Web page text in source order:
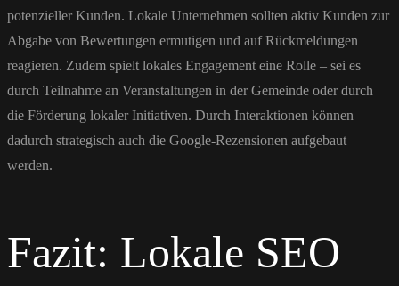
potenzieller Kunden. Lokale Unternehmen sollten aktiv Kunden zur
Abgabe von Bewertungen ermutigen und auf Rückmeldungen
reagieren. Zudem spielt lokales Engagement eine Rolle – sei es
durch Teilnahme an Veranstaltungen in der Gemeinde oder durch
die Förderung lokaler Initiativen. Durch Interaktionen können
dadurch strategisch auch die Google-Rezensionen aufgebaut
werden.
Fazit: Lokale SEO